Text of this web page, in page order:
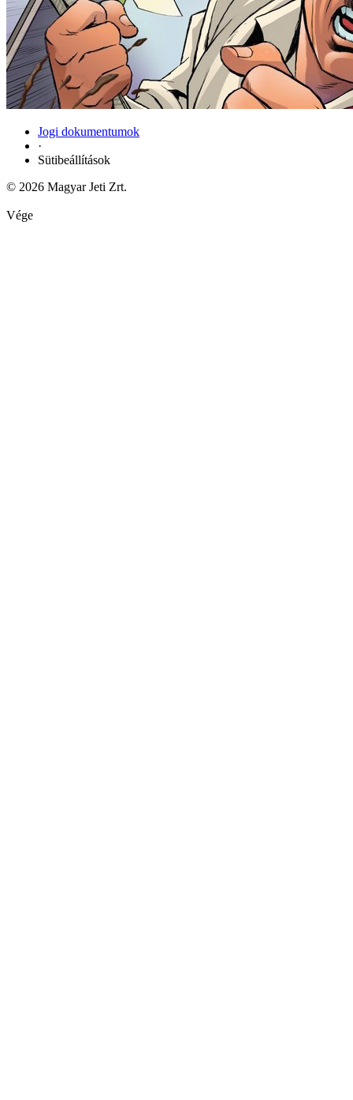
Jogi dokumentumok
·
Sütibeállítások
© 2026 Magyar Jeti Zrt.
Vége